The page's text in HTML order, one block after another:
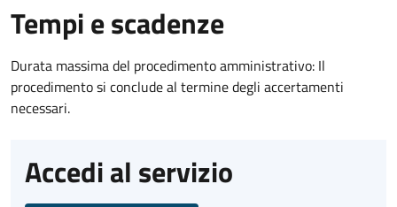
Tempi e scadenze
Durata massima del procedimento amministrativo: Il
procedimento si conclude al termine degli accertamenti
necessari.
Accedi al servizio